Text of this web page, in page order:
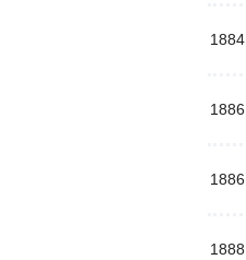
1884
1886
1886
1888